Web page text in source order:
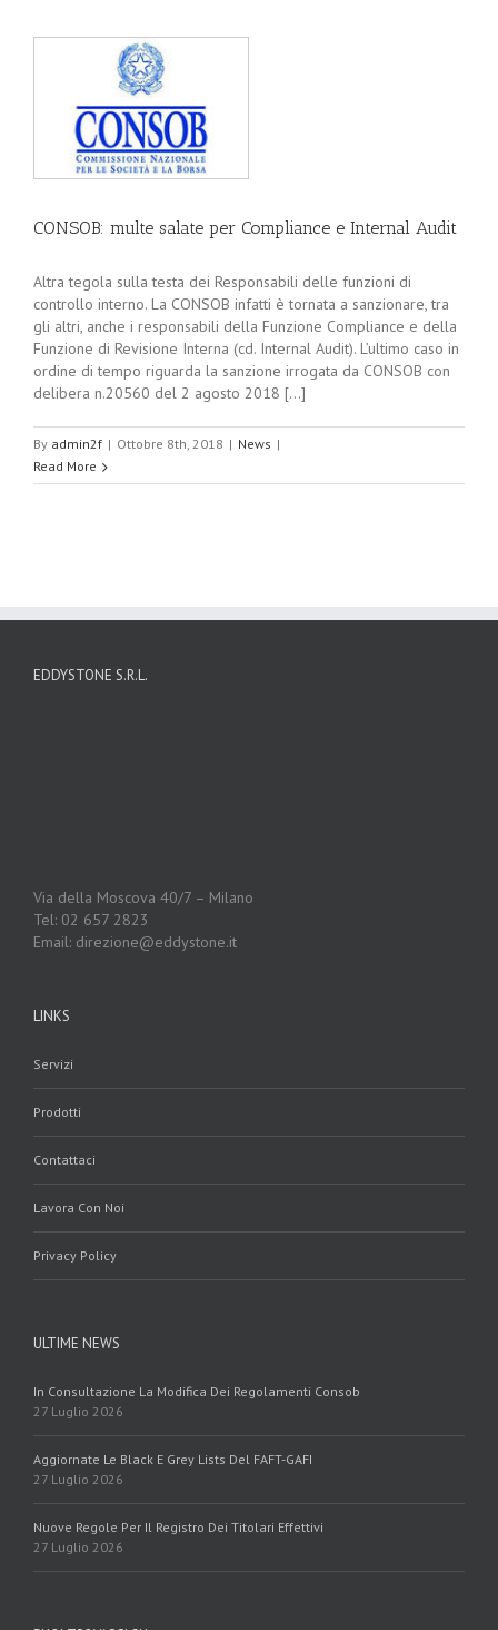
CONSOB: multe salate per Compliance e Internal Audit
Altra tegola sulla testa dei Responsabili delle funzioni di
controllo interno. La CONSOB infatti è tornata a sanzionare, tra
gli altri, anche i responsabili della Funzione Compliance e della
Funzione di Revisione Interna (cd. Internal Audit). L’ultimo caso in
ordine di tempo riguarda la sanzione irrogata da CONSOB con
delibera n.20560 del 2 agosto 2018 [...]
By admin2f | Ottobre 8th, 2018 | News |
Read More
EDDYSTONE S.R.L.
Via della Moscova 40/7 – Milano
Tel: 02 657 2823
Email: direzione@eddystone.it
LINKS
Servizi
Prodotti
Contattaci
Lavora Con Noi
Privacy Policy
ULTIME NEWS
In Consultazione La Modifica Dei Regolamenti Consob
27 Luglio 2026
Aggiornate Le Black E Grey Lists Del FAFT-GAFI
27 Luglio 2026
Nuove Regole Per Il Registro Dei Titolari Effettivi
27 Luglio 2026